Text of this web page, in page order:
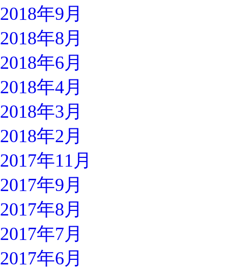
2018年9月
2018年8月
2018年6月
2018年4月
2018年3月
2018年2月
2017年11月
2017年9月
2017年8月
2017年7月
2017年6月